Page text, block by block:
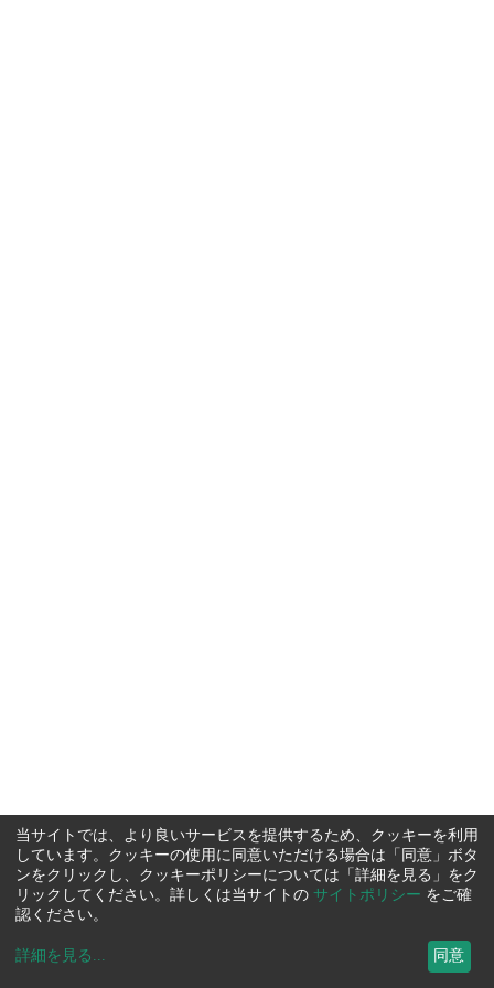
当サイトでは、より良いサービスを提供するため、クッキーを利用
しています。クッキーの使用に同意いただける場合は「同意」ボタ
ンをクリックし、クッキーポリシーについては「詳細を見る」をク
リックしてください。詳しくは当サイトの サイトポリシー をご確
認ください。
詳細を見る ... 同意